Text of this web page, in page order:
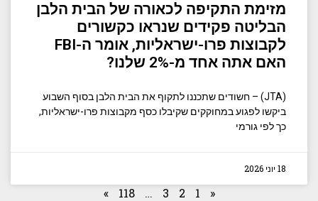
מזימת התקיפה לכאורה של הבית הלבן
הבליטה פקידים שנראו כקשורים
לקבוצות פרו-ישראליות, אומר ה-FBI
האם אתה אחד מ-2% שלנו?
(JTA) – חשודים שתכננו לתקוף את הבית הלבן בסוף השבוע
ביקשו לפגוע במחוקקים שקיבלו כסף מקבוצות פרו-ישראליות,
כך לפי גורמי
18 יוני 2026
«
1
2
3
…
118
»